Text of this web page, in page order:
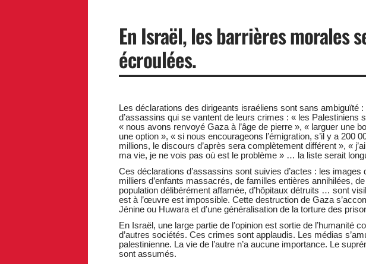
En Israël, les barrières morales
écroulées.
Les déclarations des dirigeants israéliens sont sans ambiguïté
d’assassins qui se vantent de leurs crimes : « les Palestiniens
« nous avons renvoyé Gaza à l’âge de pierre », « larguer une
une option », « si nous encourageons l’émigration, s’il y a 200
millions, le discours d’après sera complètement différent », «
ma vie, je ne vois pas où est le problème » … la liste serait
Ces déclarations d’assassins sont suivies d’actes : les
milliers d’enfants massacrés, de familles entières annihilées, de
population délibérément affamée, d’hôpitaux détruits … sont
est à l’œuvre est impossible. Cette destruction de Gaza
Jénine ou Huwara et d’une généralisation de la torture des
En Israël, une large partie de l’opinion est sortie de l’humanité
d’autres sociétés. Ces crimes sont applaudis. Les médias
palestinienne. La vie de l’autre n’a aucune importance. Le
sont assumés.